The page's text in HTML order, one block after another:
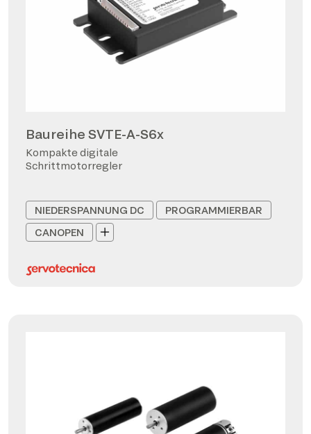
Baureihe SVTE-A-S6x
Kompakte digitale
Schrittmotorregler
NIEDERSPANNUNG DC
PROGRAMMIERBAR
CANOPEN